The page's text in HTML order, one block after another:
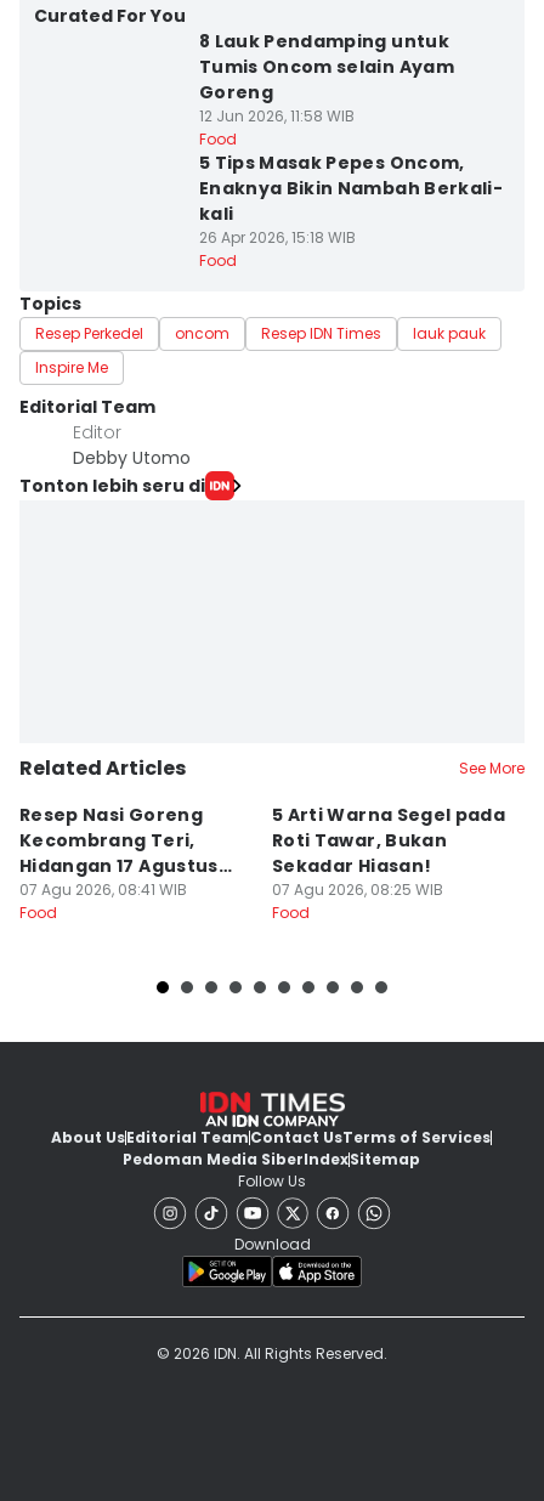
Curated For You
8 Lauk Pendamping untuk
Tumis Oncom selain Ayam
Goreng
12 Jun 2026, 11:58 WIB
Food
5 Tips Masak Pepes Oncom,
Enaknya Bikin Nambah Berkali-
kali
26 Apr 2026, 15:18 WIB
Food
Topics
Resep Perkedel oncom Resep IDN Times
lauk pauk
Inspire Me
Editorial Team
Editor
Debby Utomo
Tonton lebih seru di
Related Articles See More
Resep Nasi Goreng
Kecombrang Teri,
Hidangan 17 Agustus
yang Kaya Rasa
07 Agu 2026, 08:41 WIB
Food
5 Arti Warna Segel pada
Roti Tawar, Bukan
Sekadar Hiasan!
07 Agu 2026, 08:25 WIB
Food
About UsEditorial TeamContact UsTerms of Services
Pedoman Media SiberIndexSitemap
Follow Us
Download
© 2026 IDN. All Rights Reserved.